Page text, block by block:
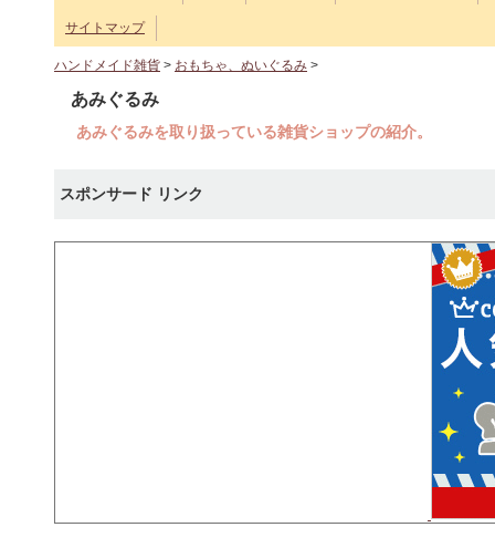
サイトマップ
ハンドメイド雑貨 > おもちゃ、ぬいぐるみ >
あみぐるみ
あみぐるみを取り扱っている雑貨ショップの紹介。
スポンサード リンク